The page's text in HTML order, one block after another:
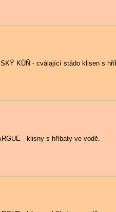
KŮŇ - cválající stádo klisen s
- klisny s hříbaty ve vodě.